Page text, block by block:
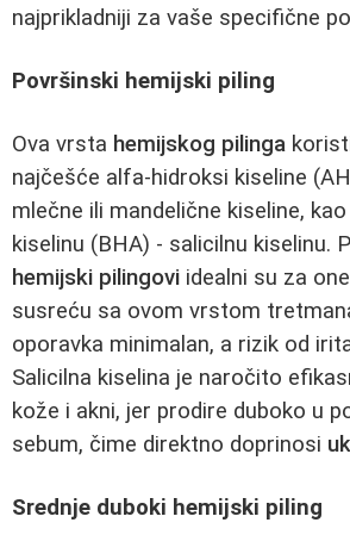
najprikladniji za vaše specifične
Površinski hemijski piling
Ova vrsta hemijskog pilinga
najčešće alfa-hidroksi kiseline
mlečne ili mandelične kiseline,
kiselinu (BHA) - salicilnu kiselinu.
hemijski pilingovi idealni su za
susreću sa ovom vrstom
oporavka minimalan, a rizik od
Salicilna kiselina je naročito
kože i akni, jer prodire duboko u
sebum, čime direktno doprinosi
Srednje duboki hemijski piling